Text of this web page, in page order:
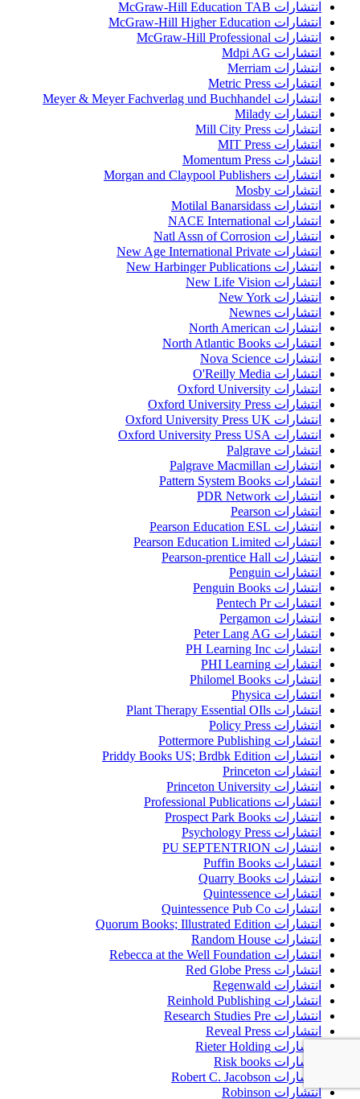
انتشارات McGraw-Hill Education TAB
انتشارات McGraw-Hill Higher Education
انتشارات McGraw-Hill Professional
انتشارات Mdpi AG
انتشارات Merriam
انتشارات Metric Press
انتشارات Meyer & Meyer Fachverlag und Buchhandel
انتشارات Milady
انتشارات Mill City Press
انتشارات MIT Press
انتشارات Momentum Press
انتشارات Morgan and Claypool Publishers
انتشارات Mosby
انتشارات Motilal Banarsidass
انتشارات NACE International
انتشارات Natl Assn of Corrosion
انتشارات New Age International Private
انتشارات New Harbinger Publications
انتشارات New Life Vision
انتشارات New York
انتشارات Newnes
انتشارات North American
انتشارات North Atlantic Books
انتشارات Nova Science
انتشارات O'Reilly Media
انتشارات Oxford University
انتشارات Oxford University Press
انتشارات Oxford University Press UK
انتشارات Oxford University Press USA
انتشارات Palgrave
انتشارات Palgrave Macmillan
انتشارات Pattern System Books
انتشارات PDR Network
انتشارات Pearson
انتشارات Pearson Education ESL
انتشارات Pearson Education Limited
انتشارات Pearson-prentice Hall
انتشارات Penguin
انتشارات Penguin Books
انتشارات Pentech Pr
انتشارات Pergamon
انتشارات Peter Lang AG
انتشارات PH Learning Inc
انتشارات PHI Learning
انتشارات Philomel Books
انتشارات Physica
انتشارات Plant Therapy Essential OIls
انتشارات Policy Press
انتشارات Pottermore Publishing
انتشارات Priddy Books US; Brdbk Edition
انتشارات Princeton
انتشارات Princeton University
انتشارات Professional Publications
انتشارات Prospect Park Books
انتشارات Psychology Press
انتشارات PU SEPTENTRION
انتشارات Puffin Books
انتشارات Quarry Books
انتشارات Quintessence
انتشارات Quintessence Pub Co
انتشارات Quorum Books; Illustrated Edition
انتشارات Random House
انتشارات Rebecca at the Well Foundation
انتشارات Red Globe Press
انتشارات Regenwald
انتشارات Reinhold Publishing
انتشارات Research Studies Pre
انتشارات Reveal Press
انتشارات Rieter Holding
انتشارات Risk books
انتشارات Robert C. Jacobson
انتشارات Robinson